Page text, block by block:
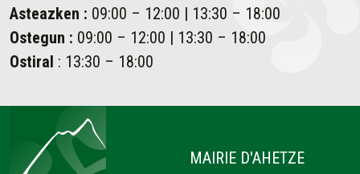
Asteazken : 09:00 – 12:00 | 13:30 – 18:00
Ostegun : 09:00 – 12:00 | 13:30 – 18:00
Ostiral : 13:30 – 18:00
MAIRIE D'AHETZE